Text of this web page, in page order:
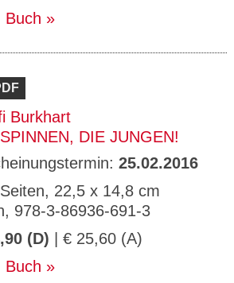
Buch
Burkhart
DIE JUNGEN!
25.02.2016
22,5 x 14,8 cm
978-3-86936-691-3
(D) | € 25,60 (A)
Buch